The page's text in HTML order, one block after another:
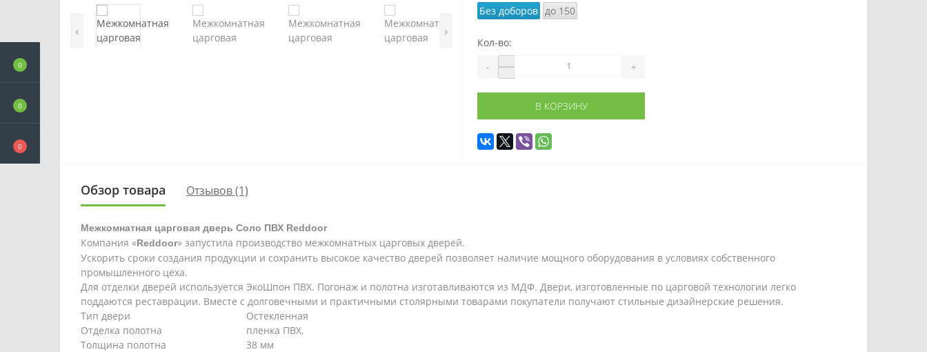
0
0
0
‹ ›
Без доборов до 150
Кол-во:
- +
В КОРЗИНУ
Обзор товара Отзывов (1)
Межкомнатная царговая дверь Соло ПВХ Reddoor
Компания «Reddoor» запустила производство межкомнатных царговых дверей.
Ускорить сроки создания продукции и сохранить высокое качество дверей позволяет наличие мощного оборудования в условиях собственного
промышленного цеха.
Для отделки дверей используется ЭкоШпон ПВХ. Погонаж и полотна изготавливаются из МДФ. Двери, изготовленные по царговой технологии легко
поддаются реставрации. Вместе с долговечными и практичными столярными товарами покупатели получают стильные дизайнерские решения.
Тип двери
Остекленная
Отделка полотна
пленка ПВХ,
Толщина полотна
38 мм